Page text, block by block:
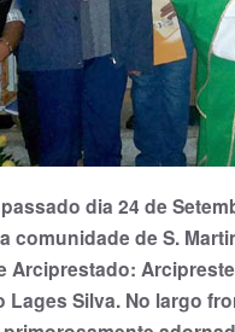
dia 24 de
comunidade de S.
Lages Silva. No largo